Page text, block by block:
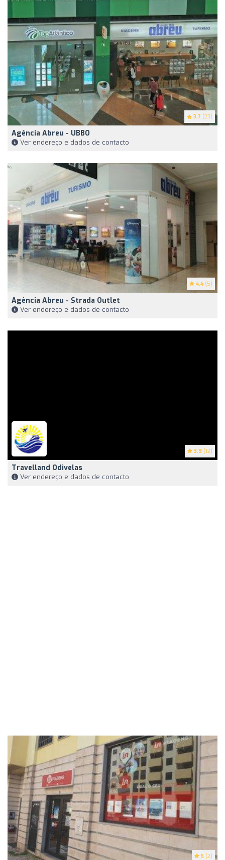
3.7 (23)
Agência Abreu - UBBO
Ver endereço e dados de contacto
4.4 (5)
Agência Abreu - Strada Outlet
Ver endereço e dados de contacto
3.9 (12)
Travelland Odivelas
Ver endereço e dados de contacto
5 (2)